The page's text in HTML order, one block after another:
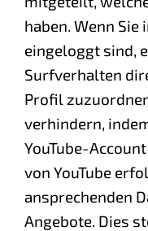
haben. Wenn Sie
eingeloggt sind,
Surfverhalten
Profil
verhindern,
YouTube-
von YouTube
ansprechenden
Angebote. Dies